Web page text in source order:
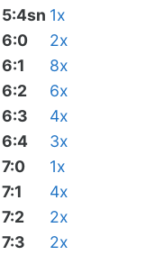
5:4sn 1x
6:0
2x
6:1
8x
6:2
6x
6:3
4x
6:4
3x
7:0
1x
7:1
4x
7:2
2x
7:3
2x